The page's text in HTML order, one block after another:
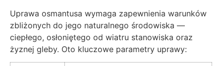
Uprawa osmantusa wymaga zapewnienia warunków
zbliżonych do jego naturalnego środowiska —
ciepłego, osłoniętego od wiatru stanowiska oraz
żyznej gleby. Oto kluczowe parametry uprawy: